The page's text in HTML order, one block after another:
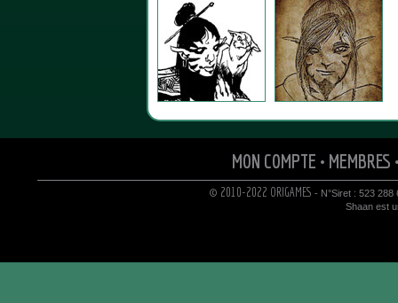
MON COMPTE • MEMBRES
© 2010-2022 ORIGAMES - N°Siret : 523 288
Shaan est